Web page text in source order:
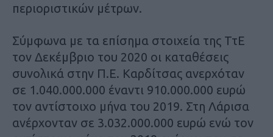
περιοριστικών μέτρων.
Σύμφωνα με τα επίσημα στοιχεία της ΤτΕ
τον Δεκέμβριο του 2020 οι καταθέσεις
συνολικά στην Π.Ε. Καρδίτσας ανερχόταν
σε 1.040.000.000 έναντι 910.000.000 ευρώ
τον αντίστοιχο μήνα του 2019. Στη Λάρισα
ανέρχονταν σε 3.032.000.000 ευρώ ενώ τον